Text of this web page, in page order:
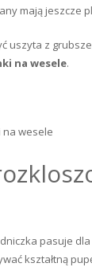
mają jeszcze
uszyta z
na wesele.
na wesele
pasuje
kształtną